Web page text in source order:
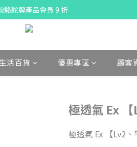
註冊用戶首單滿$80 即減$30
駱駝牌產品會員 9 折
折實滿$300可享免運費
註冊用戶首單滿$80 即減$30
生活百貨 優惠專區 顧客
極透氣 Ex
極透氣 Ex 【Lv2